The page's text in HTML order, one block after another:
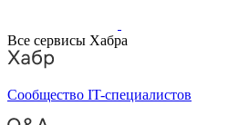
Все сервисы Хабра
Сообщество IT-специалистов